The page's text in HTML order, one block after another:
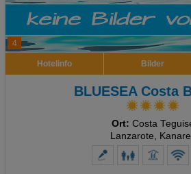
4
Hotelinfo Bilder
BLUESEA Costa
Ort: Costa
Lanzarote,